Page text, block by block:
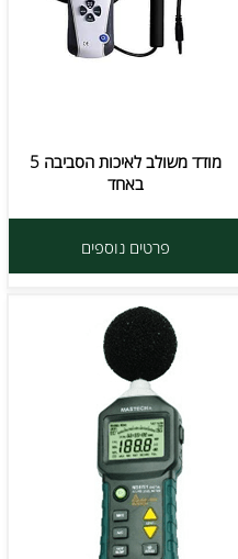
מודד משולב לאיכות הסביבה 5
באחד
פרטים נוספים